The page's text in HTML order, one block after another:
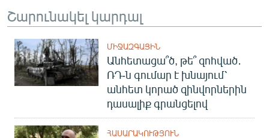
English
Русский
ՀԵՏԵՎԵՔ ՄԵԶ
Շարունակել կարդալ
ՄԻՋԱԶԳԱՅԻՆ
Անհետացա՞ծ, թե՞ զոհված․
ՌԴ-ն գումար է խնայում՝
անհետ կորած զինվորներին
դասալիք գրանցելով
ՀԱՍԱՐԱԿՈՒԹՅՈՒՆ